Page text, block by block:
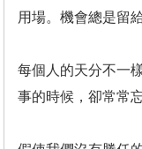
用場。機會總是留
每個人的天分不一
事的時候，卻常常